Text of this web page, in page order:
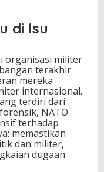
di Isu
organisasi militer
terakhir
mereka
internasional.
terdiri dari
NATO
terhadap
memastikan
dan militer,
dugaan